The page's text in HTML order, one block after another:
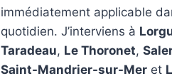
immédiatement applicable
quotidien. J’interviens à
Taradeau, Le Thoronet,
Saint-Mandrier-sur-Meret